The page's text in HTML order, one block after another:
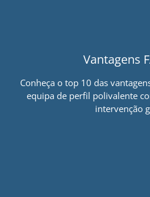
Vantagens
Conheça o top 10 das
equipa de perfil polivalente
intervenção